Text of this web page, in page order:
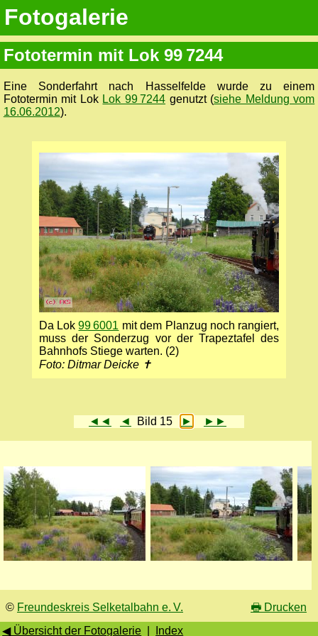
Fotogalerie
Fototermin mit Lok 99 7244
Eine Sonderfahrt nach Hasselfelde wurde zu einem
Fototermin mit Lok Lok 99 7244 genutzt (siehe Meldung vom
16.06.2012).
Da Lok99 6001 mit dem Planzug noch rangiert,
muss der Sonderzug vor der Trapeztafel des
Bahnhofs Stiege warten. (2)
Foto: Ditmar Deicke ✝
◄◄ ◄ Bild 15 ► ►►
© Freundeskreis Selketalbahn e. V. 🖶 Drucken
◀ Übersicht der Fotogalerie
Index